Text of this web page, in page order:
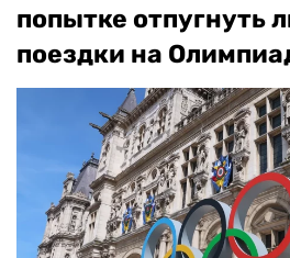
попытке отпугнуть
поездки на